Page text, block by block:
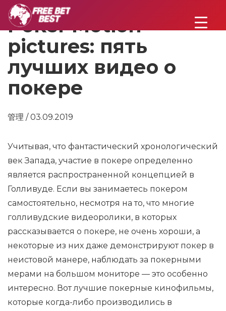
Poker Motion
pictures: пять
лучших видео о
покере
管理 / 03.09.2019
Учитывая, что фантастический хронологический
век Запада, участие в покере определенно
является распространенной концепцией в
Голливуде. Если вы занимаетесь покером
самостоятельно, несмотря на то, что многие
голливудские видеоролики, в которых
рассказывается о покере, не очень хороши, а
некоторые из них даже демонстрируют покер в
неистовой манере, наблюдать за покерными
мерами на большом мониторе — это особенно
интересно. Вот лучшие покерные кинофильмы,
которые когда-либо производились в